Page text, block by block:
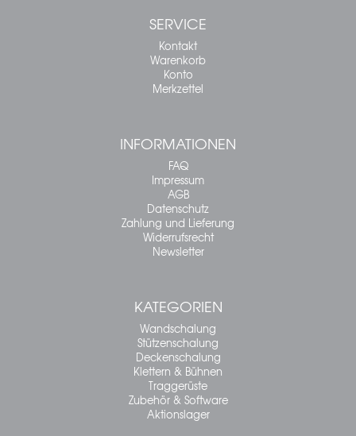
SERVICE
Kontakt
Warenkorb
Konto
Merkzettel
INFORMATIONEN
FAQ
Impressum
AGB
Datenschutz
Zahlung und Lieferung
Widerrufsrecht
Newsletter
KATEGORIEN
Wandschalung
Stützenschalung
Deckenschalung
Klettern & Bühnen
Traggerüste
Zubehör & Software
Aktionslager